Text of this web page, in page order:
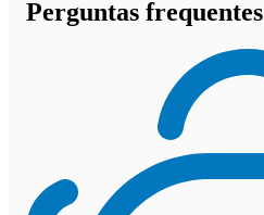
Perguntas frequentes